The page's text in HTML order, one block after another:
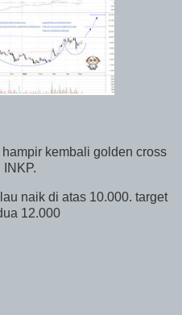
kembali golden cross
naik di atas 10.000. target
12.000